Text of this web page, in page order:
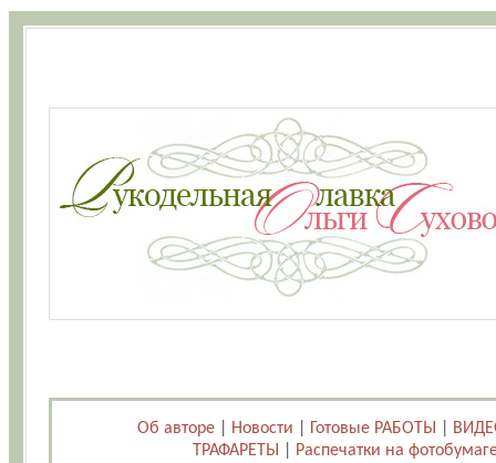
Об авторе Новости Готовые РАБОТЫ
ТРАФАРЕТЫ
Распечатки на